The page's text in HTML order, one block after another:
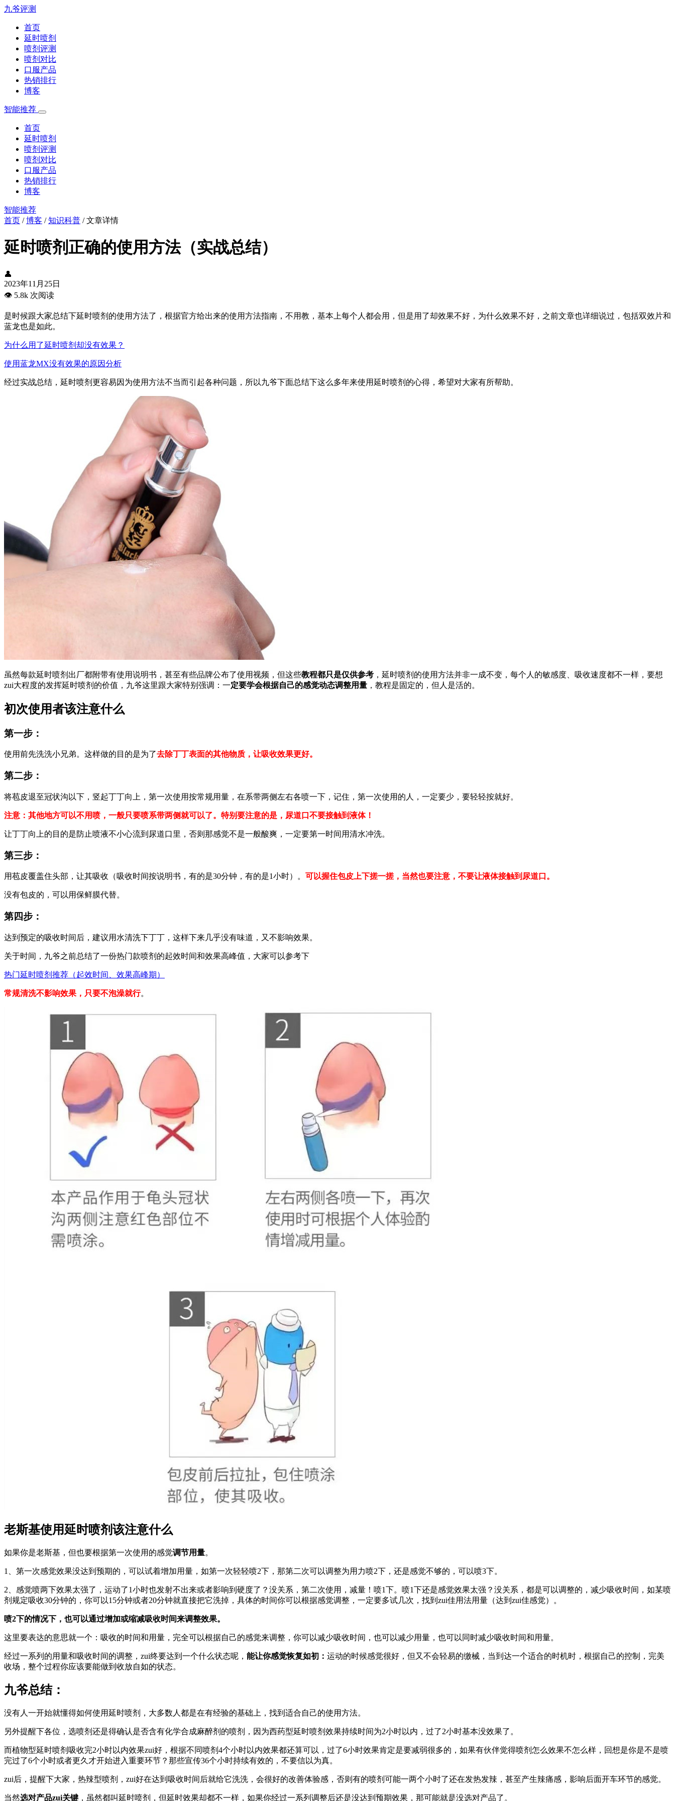
九爷评测
首页
延时喷剂
喷剂评测
喷剂对比
口服产品
热销排行
博客
智能推荐
首页
延时喷剂
喷剂评测
喷剂对比
口服产品
热销排行
博客
智能推荐
首页 /博客 /知识科普 /文章详情
延时喷剂正确的使用方法（实战总结）
👤
2023年11月25日
👁️ 5.8k 次阅读
是时候跟大家总结下延时喷剂的使用方法了，根据官方给出来的使用方法指南，不用教，基本上每个人都会用，但是用了却效果不好，为什么效果不好，之前文章也详细说过，包括双效片和
蓝龙也是如此。
为什么用了延时喷剂却没有效果？
使用蓝龙MX没有效果的原因分析
经过实战总结，延时喷剂更容易因为使用方法不当而引起各种问题，所以九爷下面总结下这么多年来使用延时喷剂的心得，希望对大家有所帮助。
虽然每款延时喷剂出厂都附带有使用说明书，甚至有些品牌公布了使用视频，但这些教程都只是仅供参考 ，延时喷剂的使用方法并非一成不变，每个人的敏感度、吸收速度都不一样，要想
zui大程度的发挥延时喷剂的价值，九爷这里跟大家特别强调：一定要学会根据自己的感觉动态调整用量 ，教程是固定的，但人是活的。
初次使用者该注意什么
第一步：
使用前先洗洗小兄弟。这样做的目的是为了去除丁丁表面的其他物质，让吸收效果更好。
第二步：
将苞皮退至冠状沟以下，竖起丁丁向上，第一次使用按常规用量，在系带两侧左右各喷一下，记住，第一次使用的人，一定要少，要轻轻按就好。
注意：其他地方可以不用喷，一般只要喷系带两侧就可以了。特别要注意的是，尿道口不要接触到液体！
让丁丁向上的目的是防止喷液不小心流到尿道口里，否则那感觉不是一般酸爽，一定要第一时间用清水冲洗。
第三步：
用苞皮覆盖住头部，让其吸收（吸收时间按说明书，有的是30分钟，有的是1小时）。 可以握住包皮上下搓一搓，当然也要注意，不要让液体接触到尿道口。
没有包皮的，可以用保鲜膜代替。
第四步：
达到预定的吸收时间后，建议用水清洗下丁丁，这样下来几乎没有味道，又不影响效果。
关于时间，九爷之前总结了一份热门款喷剂的起效时间和效果高峰值，大家可以参考下
热门延时喷剂推荐（起效时间、效果高峰期）
常规清洗不影响效果，只要不泡澡就行。
老斯基使用延时喷剂该注意什么
如果你是老斯基，但也要根据第一次使用的感觉调节用量。
1、第一次感觉效果没达到预期的，可以试着增加用量，如第一次轻轻喷2下，那第二次可以调整为用力喷2下，还是感觉不够的，可以喷3下。
2、感觉喷两下效果太强了，运动了1小时也发射不出来或者影响到硬度了？没关系，第二次使用，减量！喷1下。喷1下还是感觉效果太强？没关系，都是可以调整的，减少吸收时间，如某喷
剂规定吸收30分钟的，你可以15分钟或者20分钟就直接把它洗掉，具体的时间你可以根据感觉调整，一定要多试几次，找到zui佳用法用量（达到zui佳感觉）。
喷2下的情况下，也可以通过增加或缩减吸收时间来调整效果。
这里要表达的意思就一个：吸收的时间和用量，完全可以根据自己的感觉来调整，你可以减少吸收时间，也可以减少用量，也可以同时减少吸收时间和用量。
经过一系列的用量和吸收时间的调整，zui终要达到一个什么状态呢， 能让你感觉恢复如初： 运动的时候感觉很好，但又不会轻易的缴械，当到达一个适合的时机时，根据自己的控制，完美
收场，整个过程你应该要能做到收放自如的状态。
九爷总结：
没有人一开始就懂得如何使用延时喷剂，大多数人都是在有经验的基础上，找到适合自己的使用方法。
另外提醒下各位，选喷剂还是得确认是否含有化学合成麻醉剂的喷剂，因为西药型延时喷剂效果持续时间为2小时以内，过了2小时基本没效果了。
而植物型延时喷剂吸收完2小时以内效果zui好，根据不同喷剂4个小时以内效果都还算可以，过了6小时效果肯定是要减弱很多的，如果有伙伴觉得喷剂怎么效果不怎么样，回想是你是不是喷
完过了6个小时或者更久才开始进入重要环节？那些宣传36个小时持续有效的，不要信以为真。
zui后，提醒下大家，热辣型喷剂，zui好在达到吸收时间后就给它洗洗，会很好的改善体验感，否则有的喷剂可能一两个小时了还在发热发辣，甚至产生辣痛感，影响后面开车环节的感觉。
当然选对产品zui关键 ，虽然都叫延时喷剂，但延时效果却都不一样，如果你经过一系列调整后还是没达到预期效果，那可能就是没选对产品了。